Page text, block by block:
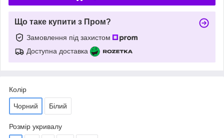
Що таке купити з Пром?
Замовлення під захистом
Доступна доставка
Колір
Чорний Білий
Розмір укривалу